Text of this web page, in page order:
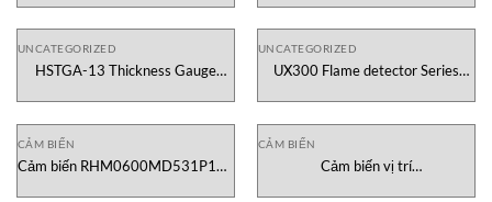
Temposonics Vietnam
UNCATEGORIZED
HSTGA-13 Thickness Gauge
UNCATEGORIZED
UX300 Flame detector Series
CẢM BIẾN
Cảm biến RHM0600MD531P102
CẢM BIẾN
Cảm biến vị trí